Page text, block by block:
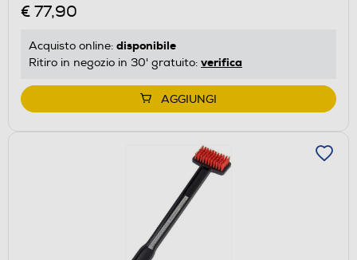
€ 77,90
Acquisto online: disponibile
Ritiro in negozio in 30' gratuito: verifica
AGGIUNGI